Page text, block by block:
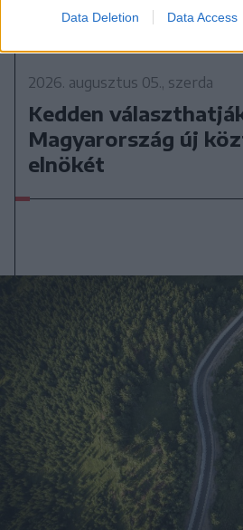
Data Deletion Data Access
2026. augusztus 05., szerda
Kedden
Magyarország új
elnökét